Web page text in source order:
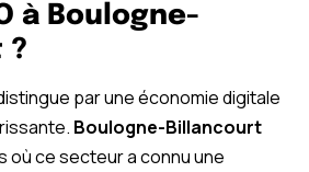
à Boulogne-
?
par une économie digitale
Boulogne-Billancourt
où ce secteur a connu une